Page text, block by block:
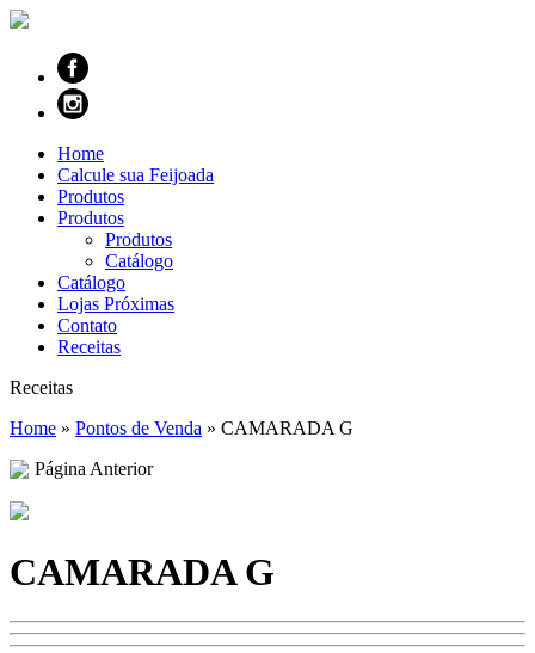
Home
Calcule sua Feijoada
Produtos
Produtos
Produtos
Catálogo
Catálogo
Lojas Próximas
Contato
Receitas
Receitas
Home » Pontos de Venda » CAMARADA G
Página Anterior
CAMARADA G